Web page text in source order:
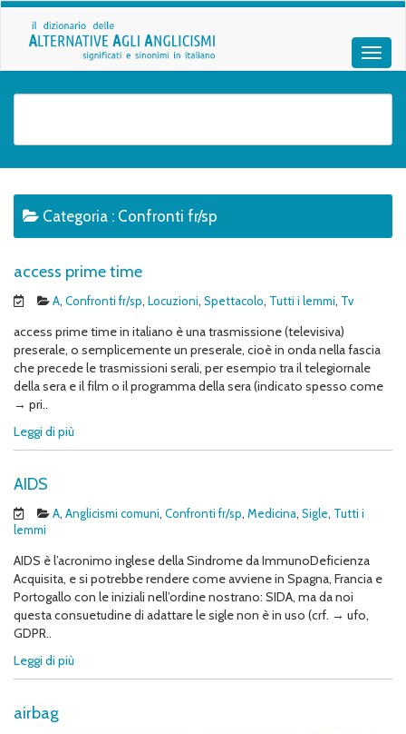
Categoria : Confronti fr/sp
access prime time
A, Confronti fr/sp, Locuzioni, Spettacolo, Tutti i lemmi, Tv
access prime time in italiano è una trasmissione (televisiva)
preserale, o semplicemente un preserale, cioè in onda nella fascia
che precede le trasmissioni serali, per esempio tra il telegiornale
della sera e il film o il programma della sera (indicato spesso come
→ pri..
Leggi di più
AIDS
A, Anglicismi comuni, Confronti fr/sp, Medicina, Sigle, Tutti i
lemmi
AIDS è l’acronimo inglese della Sindrome da ImmunoDeficienza
Acquisita, e si potrebbe rendere come avviene in Spagna, Francia e
Portogallo con le iniziali nell’ordine nostrano: SIDA, ma da noi
questa consuetudine di adattare le sigle non è in uso (crf. → ufo,
GDPR..
Leggi di più
airbag